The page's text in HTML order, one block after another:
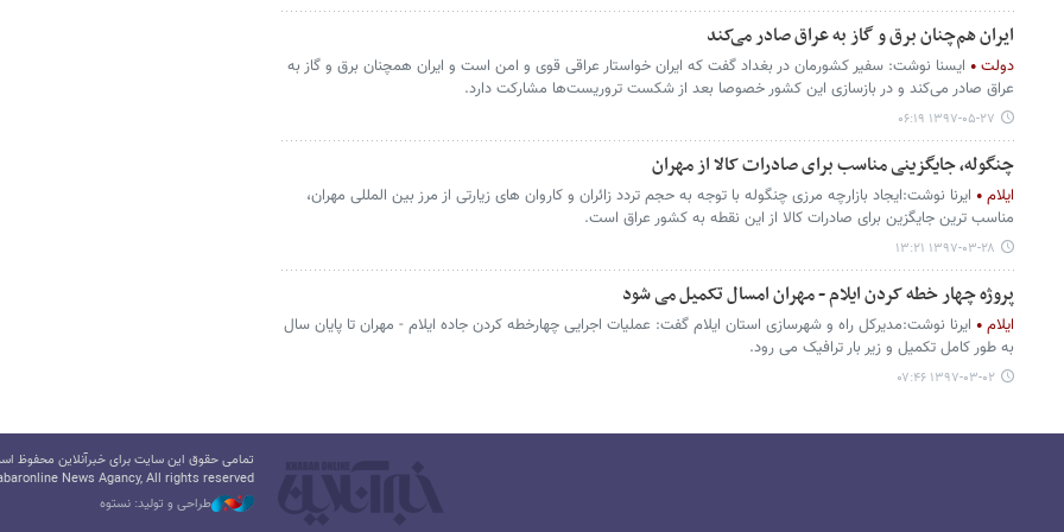
ایران هم‌چنان برق و گاز به عراق صادر می‌کند
دولت
ایسنا نوشت: سفیر کشورمان در بغداد گفت که ایران خواستار عراقی قوی و امن است و ایران همچنان برق و گاز به
عراق صادر می‌کند و در بازسازی این کشور خصوصا بعد از شکست تروریست‌ها مشارکت دارد.
۱۳۹۷-۰۵-۲۷ ۰۶:۱۹
چنگوله، جایگزینی مناسب برای صادرات کالا از مهران
ایلام
ایرنا نوشت:ایجاد بازارچه مرزی چنگوله با توجه به حجم تردد زائران و کاروان های زیارتی از مرز بین المللی مهران،
مناسب ترین جایگزین برای صادرات کالا از این نقطه به کشور عراق است.
۱۳۹۷-۰۳-۲۸ ۱۳:۲۱
پروژه چهار خطه کردن ایلام - مهران امسال تکمیل می شود
ایلام
ایرنا نوشت:مدیرکل راه و شهرسازی استان ایلام گفت: عملیات اجرایی چهارخطه کردن جاده ایلام - مهران تا پایان سال
به طور کامل تکمیل و زیر بار ترافیک می رود.
۱۳۹۷-۰۳-۰۲ ۰۷:۴۶
تمامی حقوق این سایت برای خبرآنلاین محفوظ
News Agancy, All rights reserved
طراحی و تولید: نستوه